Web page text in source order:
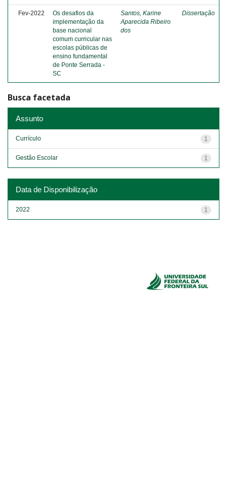
Fev-2022
Os desafios da
implementação da
base nacional
comum curricular nas
escolas públicas de
ensino fundamental
de Ponte Serrada -
SC
Santos, Karine
Aparecida Ribeiro
dos
Dissertação
Busca facetada
Assunto
1
Currículo
1
Gestão Escolar
Data de Disponibilização
1
2022